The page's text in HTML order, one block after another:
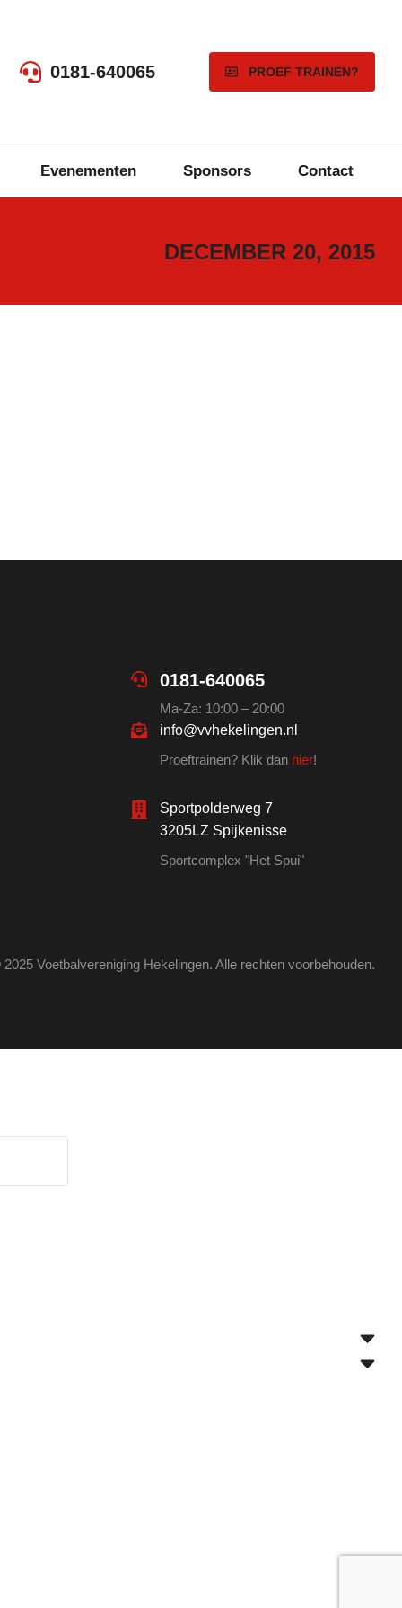
0181-640065 PROEF TRAINEN?
Evenementen Sponsors Contact
DECEMBER 20, 2015
0181-640065
Ma-Za: 10:00 – 20:00
info@vvhekelingen.nl
Proeftrainen? Klik dan hier!
Sportpolderweg 7
3205LZ Spijkenisse
Sportcomplex "Het Spui"
Voetbalvereniging Hekelingen. Alle rechten voorbehouden.